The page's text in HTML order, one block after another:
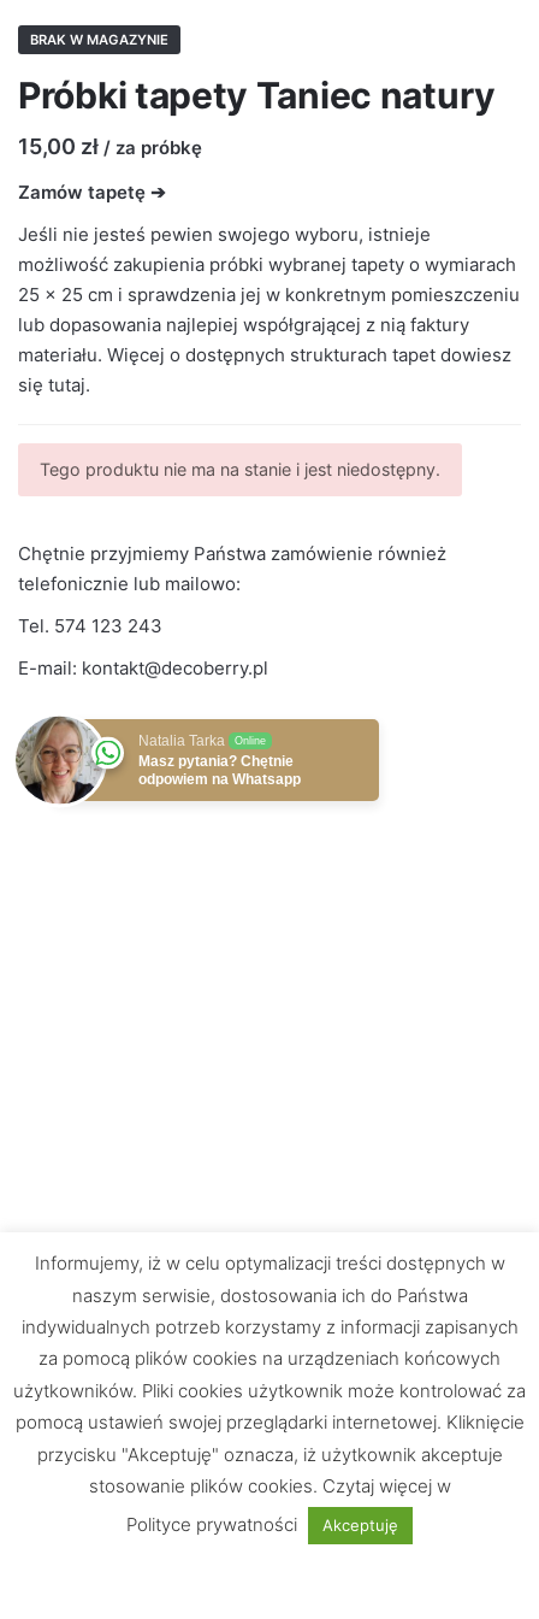
BRAK W MAGAZYNIE
Próbki tapety Taniec natury
15,00 zł / za próbkę
Zamów tapetę ➔
Jeśli nie jesteś pewien swojego wyboru, istnieje
możliwość zakupienia próbki wybranej tapety o wymiarach
25 × 25 cm i sprawdzenia jej w konkretnym pomieszczeniu
lub dopasowania najlepiej współgrającej z nią faktury
materiału. Więcej o dostępnych strukturach tapet dowiesz
się tutaj.
Tego produktu nie ma na stanie i jest niedostępny.
Chętnie przyjmiemy Państwa zamówienie również
telefonicznie lub mailowo:
Tel. 574 123 243
E-mail: kontakt@decoberry.pl
Natalia Tarka Online
Masz pytania? Chętnie
odpowiem na Whatsapp
Chętnie odpowiemy na Wasze pytania
Informujemy, iż w celu optymalizacji treści dostępnych w
naszym serwisie, dostosowania ich do Państwa
indywidualnych potrzeb korzystamy z informacji zapisanych
za pomocą plików cookies na urządzeniach końcowych
użytkowników. Pliki cookies użytkownik może kontrolować za
pomocą ustawień swojej przeglądarki internetowej. Kliknięcie
przycisku "Akceptuję" oznacza, iż użytkownik akceptuje
stosowanie plików cookies. Czytaj więcej w
Polityce prywatności
Akceptuję